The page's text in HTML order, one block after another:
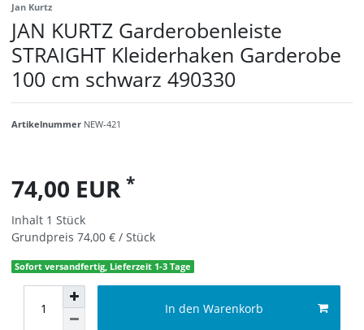
Jan Kurtz
JAN KURTZ Garderobenleiste
STRAIGHT Kleiderhaken Garderobe
100 cm schwarz 490330
Artikelnummer NEW-421
74,00 EUR *
Inhalt 1 Stück
Grundpreis 74,00 € / Stück
Sofort versandfertig, Lieferzeit 1-3 Tage
In den Warenkorb